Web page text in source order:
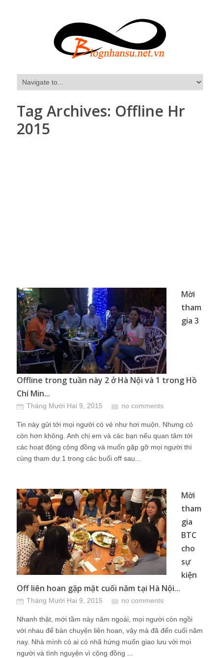
Tag Archives: Offline Hr
2015
Mời
tham
gia 3
Offline trong tuần này 2 ở Hà Nội và 1 trong Hồ
Chí Min...
Tháng Mười Hai 9, 2015 no comments
Tin này gửi tới mọi người có vẻ như hơi muộn. Nhưng có
còn hơn không. Anh chị em và các bạn nếu quan tâm tới
các hoạt động cộng đồng và muốn gặp gỡ mọi người thì
cùng tham dự 1 trong các buổi off sau...
Mời
tham
gia
BTC
cho
sự
kiện
Off liên hoan gặp mặt cuối năm tại Hà Nội...
Tháng Mười Hai 9, 2015 no comments
Nhanh thật, mới tầm này năm ngoái, mọi người còn ngồi
với nhau để bàn chuyện liên hoan, vậy mà đã đến cuối năm
nay. Nhà mình có ai có nhã hứng muốn giao lưu với mọi
người và tình nguyện vì cộng đồng ...